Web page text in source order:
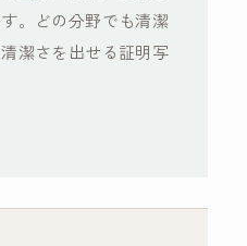
。どの分野でも清潔
潔さを出せる証明写